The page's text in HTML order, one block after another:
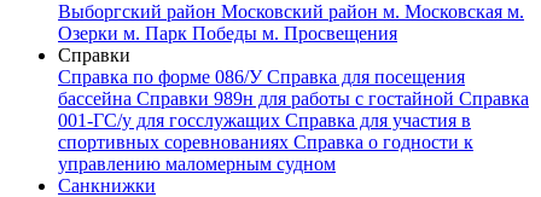
Выборгский район Московский район м. Московская м.
Озерки м. Парк Победы м. Просвещения
Справки
Справка по форме 086/УСправка для посещения
бассейна Справки 989н для работы c гостайной Справка
001-ГС/у для госслужащих Справка для участия в
спортивных соревнованиях Справка о годности к
управлению маломерным судном
Санкнижки